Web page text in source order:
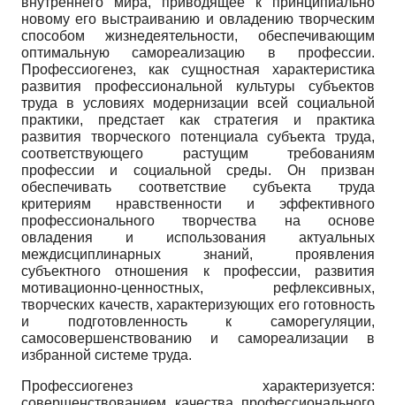
новому его выстраиванию и овладению творческим
способом жизнедеятельности, обеспечивающим
оптимальную самореализацию в профессии.
Профессиогенез, как сущностная характеристика
развития профессиональной культуры субъектов
труда в условиях модернизации всей социальной
практики, предстает как стратегия и практика
развития творческого потенциала субъекта труда,
соответствующего растущим требованиям
профессии и социальной среды. Он призван
обеспечивать соответствие субъекта труда
критериям нравственности и эффективного
профессионального творчества на основе
овладения и использования актуальных
междисциплинарных знаний, проявления
субъектного отношения к профессии, развития
мотивационно-ценностных, рефлексивных,
творческих качеств, характеризующих его готовность
и подготовленность к саморегуляции,
самосовершенствованию и самореализации в
избранной системе труда.
Профессиогенез характеризуется: